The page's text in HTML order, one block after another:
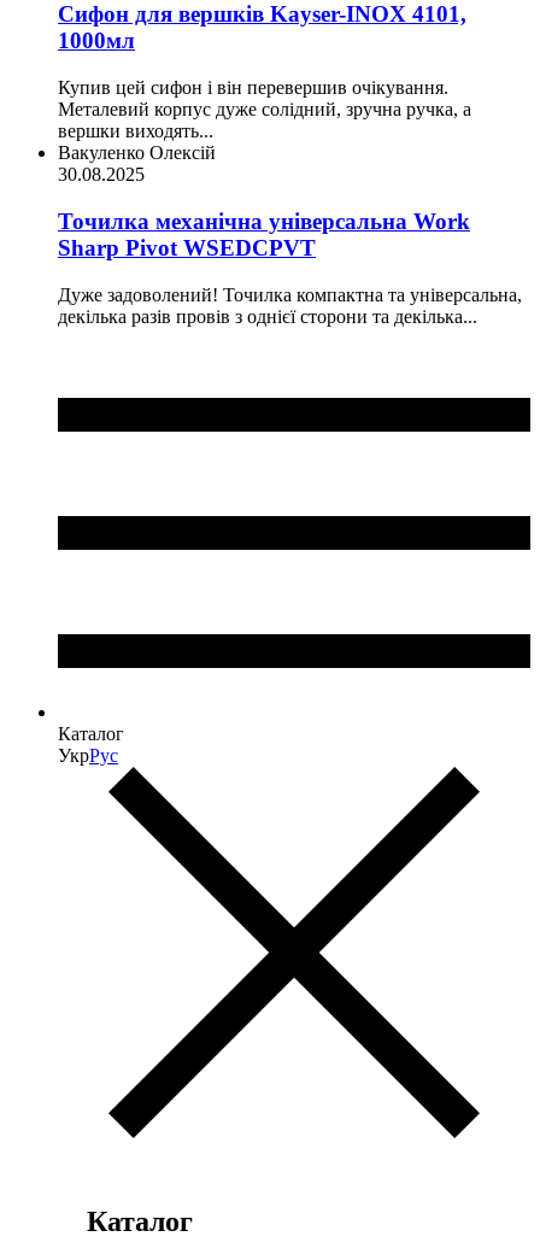
Сифон для вершків Kayser-INOX 4101,
1000мл
Купив цей сифон і він перевершив очікування.
Металевий корпус дуже солідний, зручна ручка, а
вершки виходять...
Вакуленко Олексій
30.08.2025
Точилка механічна універсальна Work
Sharp Pivot WSEDCPVT
Дуже задоволений! Точилка компактна та універсальна,
декілька разів провів з однієї сторони та декілька...
Каталог
УкрРус
Каталог